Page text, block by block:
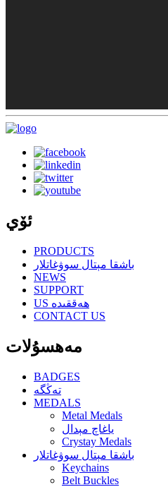
ئۆي
PRODUCTS
باشقا مېتال سوۋغاتلار
NEWS
SUPPORT
US ھەققىدە
CONTACT US
مەھسۇلات
BADGES
تەڭگە
MEDALS
Metal Medals
ياغاچ مېدال
Crystay Medals
باشقا مېتال سوۋغاتلار
Keychains
Belt Buckles